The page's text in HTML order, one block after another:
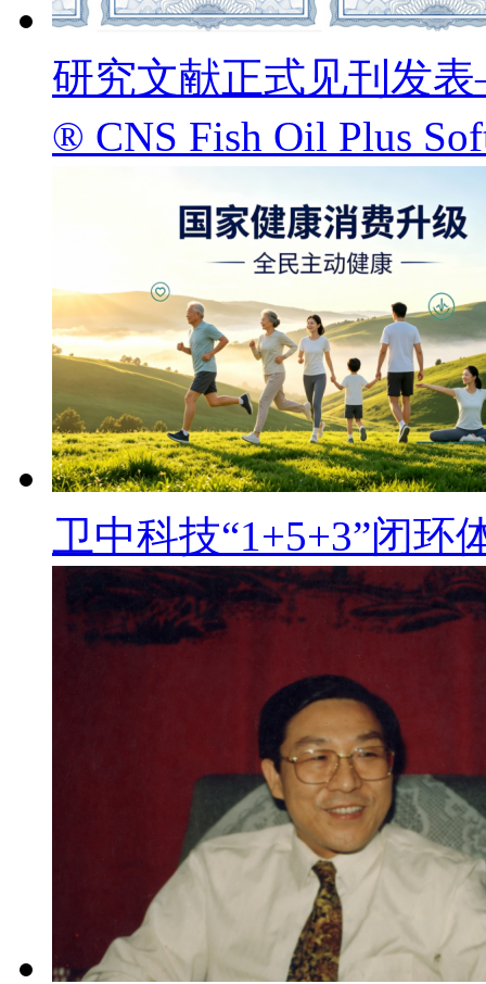
研究文献正式见刊发
® CNS Fish Oil Plus
卫中科技“1+5+3”闭环